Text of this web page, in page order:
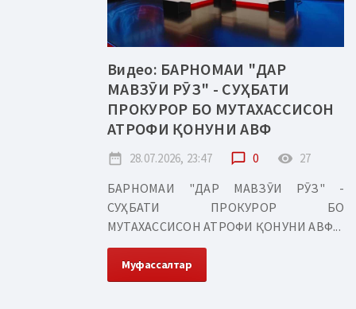
Видео: БАРНОМАИ "ДАР
МАВЗӮИ РӮЗ" - СУҲБАТИ
ПРОКУРОР БО МУТАХАССИСОН
АТРОФИ ҚОНУНИ АВФ
date_range 28.07.2026, 23:47 chat_bubble_outline 0 remove_red_eye 27
БАРНОМАИ "ДАР МАВЗӮИ РӮЗ" -
СУҲБАТИ ПРОКУРОР БО
МУТАХАССИСОН АТРОФИ ҚОНУНИ АВФ...
Муфассалтар